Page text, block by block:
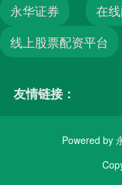
永华证券
在
线上股票配资平台
友情链接：
Powered by